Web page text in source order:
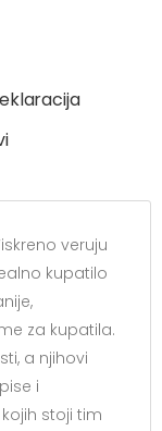
veruju
kupatilo
za kupatila.
a njihovi
i
stoji tim